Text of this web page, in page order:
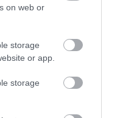
on web or
storage
or app.
storage